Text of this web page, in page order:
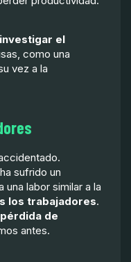
el
como una
vez a la
sufrido un
labor similar a la
los trabajadores.
de
antes.